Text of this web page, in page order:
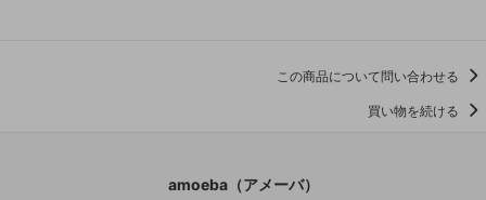
この商品について問い合わせる
買い物を続ける
amoeba（アメーバ）